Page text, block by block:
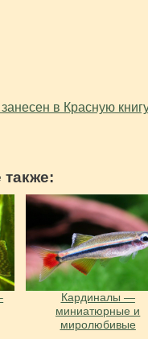
в Красную
также:
Кардиналы —
миниатюрные и
миролюбивые